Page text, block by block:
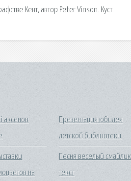
Кент, автор Peter Vinson. Куст.
аксенов
на
Презентация юбилея
детской библиотеки
Песня веселый смайлик
текст